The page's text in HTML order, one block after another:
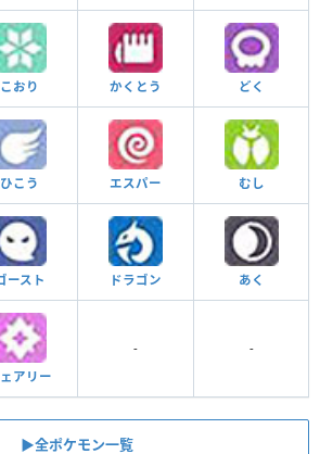
こおり かくとう どく
ひこう エスパー むし
ースト ドラゴン あく
アリー
- -
▶︎全ポケモン一覧